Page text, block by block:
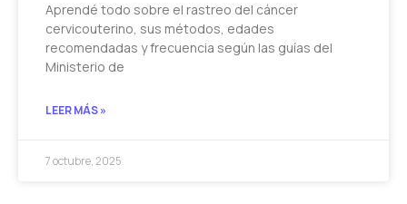
Aprendé todo sobre el rastreo del cáncer
cervicouterino, sus métodos, edades
recomendadas y frecuencia según las guías del
Ministerio de
LEER MÁS »
7 octubre, 2025